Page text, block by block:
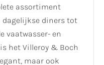
assortiment
dagelijkse diners tot
vaatwasser- en
het Villeroy & Boch
maar ook